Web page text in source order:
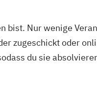
bist. Nur wenige
zugeschickt oder
du sie